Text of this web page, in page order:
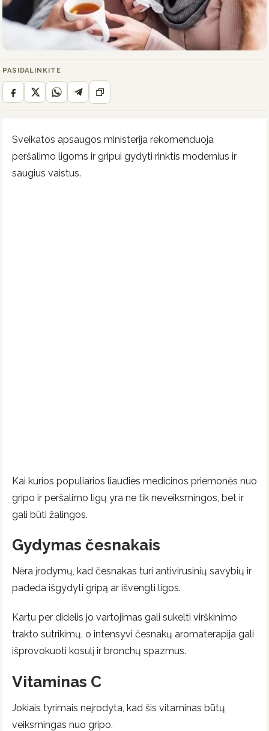
PASIDALINKITE
Sveikatos apsaugos ministerija rekomenduoja
peršalimo ligoms ir gripui gydyti rinktis modernius ir
saugius vaistus.
Kai kurios populiarios liaudies medicinos priemonės nuo
gripo ir peršalimo ligų yra ne tik neveiksmingos, bet ir
gali būti žalingos.
Gydymas česnakais
Nėra įrodymų, kad česnakas turi antivirusinių savybių ir
padeda išgydyti gripą ar išvengti ligos.
Kartu per didelis jo vartojimas gali sukelti virškinimo
trakto sutrikimų, o intensyvi česnakų aromaterapija gali
išprovokuoti kosulį ir bronchų spazmus.
Vitaminas C
Jokiais tyrimais neįrodyta, kad šis vitaminas būtų
veiksmingas nuo gripo.